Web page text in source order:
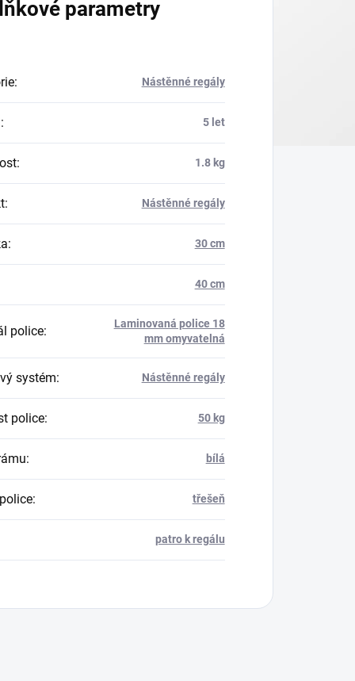
parametry
: Nástěnné regály
: 5 let
: 1.8 kg
: Nástěnné regály
: 30 cm
40 cm
police:
Laminovaná police 18
mm omyvatelná
systém: Nástěnné regály
police: 50 kg
: bílá
: třešeň
patro k regálu